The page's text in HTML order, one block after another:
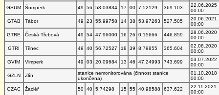
GSUM
Šumperk 49 56 53.03834 17 00 7.52129 369.103
22.06.2025
00:00
GTAB
Tábor 49 23 55.99758 14 38 53.97263 527.505
20.06.2021
00:00
GTRE
Česká Třebová 49 54 47.96000 16 26 0.15666 446.859
28.06.2020
00:00
GTRI
Třinec 49 40 56.72527 18 39 8.79855 365.604
02.08.2020
00:00
GVIM
Vimperk 49 03 20.09684 13 46 47.24993 743.699
03.07.2022
00:00
GZLN
Zlín
stanice nemonitorována (činnost stanice
ukončena)
01.10.2018
00:00
GZAC
Žacléř 50 40 5.74298 15 55 40.98588 637.622
22.11.2021
00:00